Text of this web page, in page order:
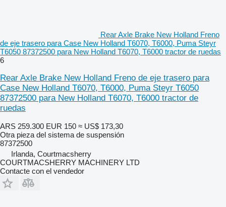
Rear Axle Brake New Holland Freno
de eje trasero para Case New Holland T6070, T6000, Puma Steyr
T6050 87372500 para New Holland T6070, T6000 tractor de ruedas
6
Rear Axle Brake New Holland Freno de eje trasero para
Case New Holland T6070, T6000, Puma Steyr T6050
87372500 para New Holland T6070, T6000 tractor de
ruedas
ARS 259.300 EUR 150 ≈ US$ 173,30
Otra pieza del sistema de suspensión
87372500
Irlanda, Courtmacsherry
COURTMACSHERRY MACHINERY LTD
Contacte con el vendedor